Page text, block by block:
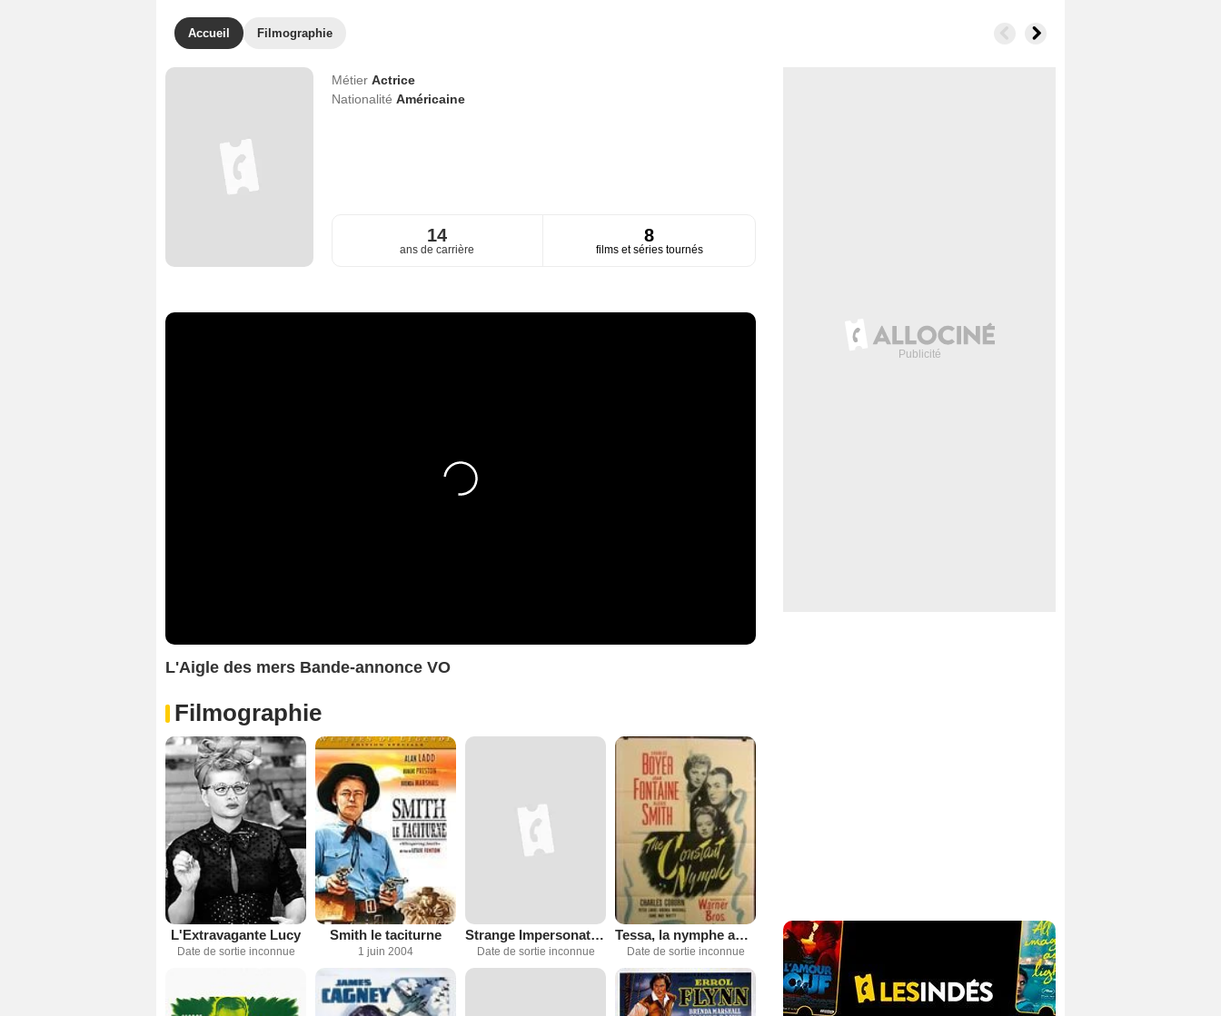
Accueil Filmographie
Métier Actrice
Nationalité Américaine
14
ans de carrière
8
films et séries tournés
L'Aigle des mers Bande-annonce VO
Filmographie
L'Extravagante Lucy
Date de sortie inconnue
Smith le taciturne
1 juin 2004
Strange Impersonation
Date de sortie inconnue
Tessa, la nymphe au coeur fidèle
Date de sortie inconnue